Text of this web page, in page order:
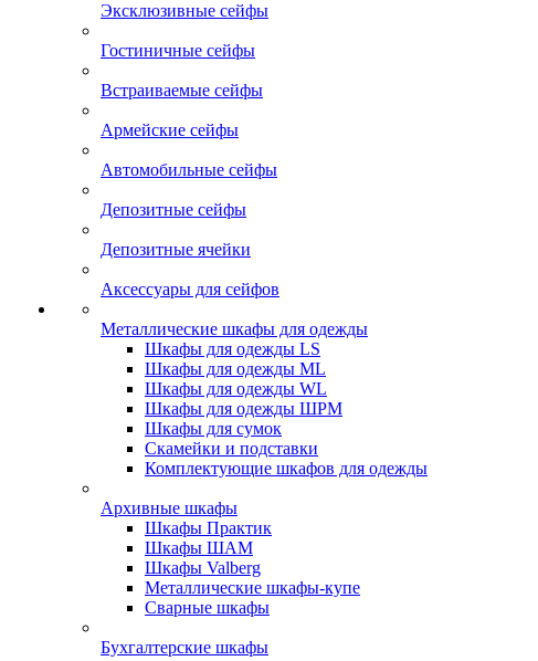
Эксклюзивные сейфы
Гостиничные сейфы
Встраиваемые сейфы
Армейские сейфы
Автомобильные сейфы
Депозитные сейфы
Депозитные ячейки
Аксессуары для сейфов
Металлические шкафы для одежды
Шкафы для одежды LS
Шкафы для одежды ML
Шкафы для одежды WL
Шкафы для одежды ШРМ
Шкафы для сумок
Скамейки и подставки
Комплектующие шкафов для одежды
Архивные шкафы
Шкафы Практик
Шкафы ШАМ
Шкафы Valberg
Металлические шкафы-купе
Сварные шкафы
Бухгалтерские шкафы